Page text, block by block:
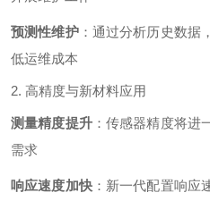
预测性维护：通过分析历史数据
低运维成本
2. 高精度与新材料应用
测量精度提升：传感器精度将进
需求
响应速度加快：新一代配置响应